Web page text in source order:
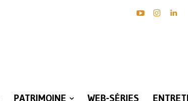
PATRIMOINE WEB-SÉRIES